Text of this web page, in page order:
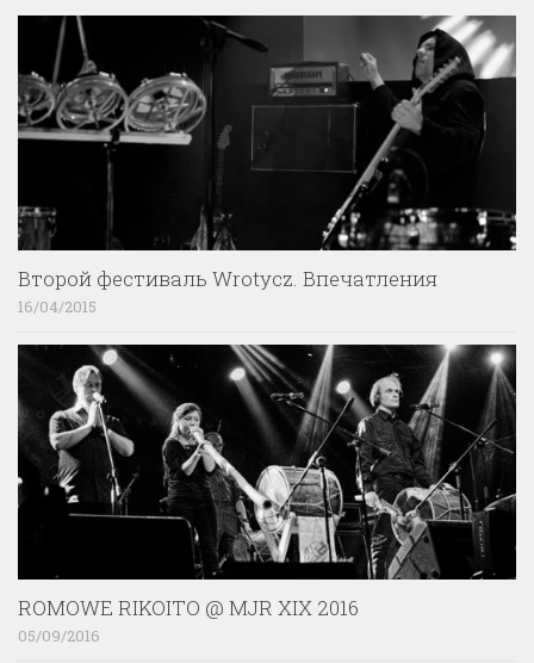
Второй фестиваль Wrotycz. Впечатления
16/04/2015
ROMOWE RIKOITO @ MJR XIX 2016
05/09/2016